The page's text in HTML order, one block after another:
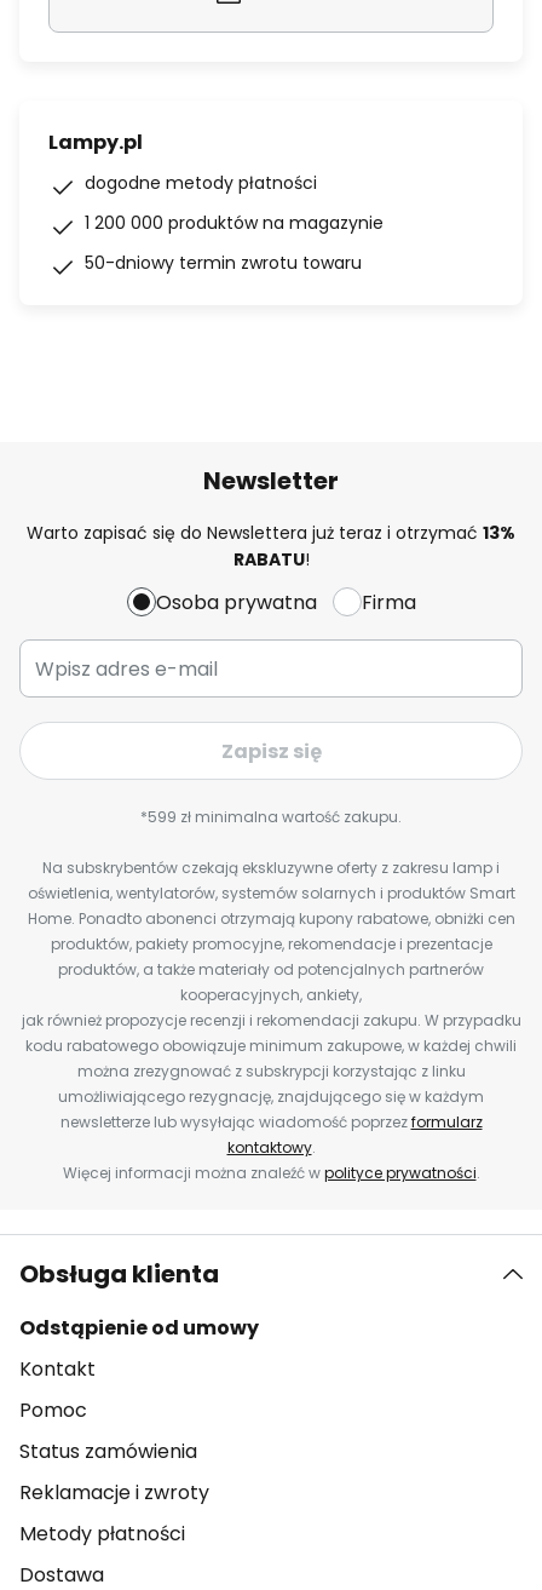
Lampy.pl
dogodne metody płatności
1 200 000 produktów na magazynie
50-dniowy termin zwrotu towaru
Newsletter
Warto zapisać się do Newslettera już teraz i otrzymać 13%
RABATU!
Osoba prywatna Firma
Zapisz się
*599 zł minimalna wartość zakupu.
Na subskrybentów czekają ekskluzywne oferty z zakresu lamp i
oświetlenia, wentylatorów, systemów solarnych i produktów Smart
Home. Ponadto abonenci otrzymają kupony rabatowe, obniżki cen
produktów, pakiety promocyjne, rekomendacje i prezentacje
produktów, a także materiały od potencjalnych partnerów
kooperacyjnych, ankiety,
jak również propozycje recenzji i rekomendacji zakupu. W przypadku
kodu rabatowego obowiązuje minimum zakupowe, w każdej chwili
można zrezygnować z subskrypcji korzystając z linku
umożliwiającego rezygnację, znajdującego się w każdym
newsletterze lub wysyłając wiadomość poprzezformularz
kontaktowy.
Więcej informacji można znaleźć wpolityce prywatności.
Obsługa klienta
Odstąpienie od umowy
Kontakt
Pomoc
Status zamówienia
Reklamacje i zwroty
Metody płatności
Dostawa